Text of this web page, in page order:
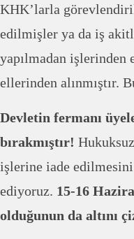
KHK’larla
edilmişler ya da iş
yapılmadan
ellerinden alınmıştır.
Devletin fermanı
bırakmıştır!
işlerine iade edilmesini
ediyoruz. 15-16
olduğunun da altını